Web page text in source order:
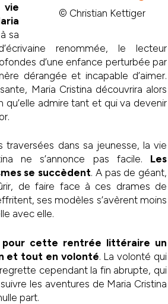
© Christian Kettiger
sa
renommée, le lecteur
d’une enfance perturbée par
dérangée et incapable d’aimer.
Maria Cristina découvrira alors
qu’elle admire tant et qui va devenir
traversées dans sa jeunesse, la vie
ne s’annonce pas facile. Les
se succèdent. A pas de géant,
de faire face à ces drames de
ses modèles s’avèrent moins
avec elle.
pour cette rentrée littéraire un
et tout en volonté. La volonté qui
cependant la fin abrupte, qui
les aventures de Maria Cristina
part.